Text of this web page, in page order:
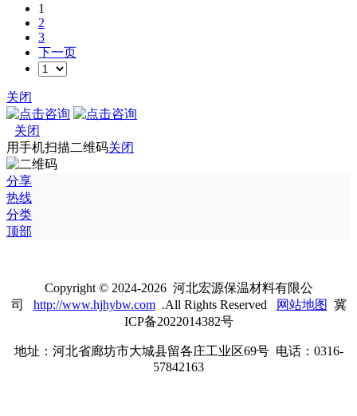
1
2
3
下一页
关闭
关闭
用手机扫描二维码关闭
分享
热线
分类
顶部
Copyright © 2024-2026 河北宏源保温材料有限公
司 http://www.hjhybw.com.All Rights Reserved 网站地图 冀
ICP备2022014382号
地址：河北省廊坊市大城县留各庄工业区69号 电话：0316-
57842163